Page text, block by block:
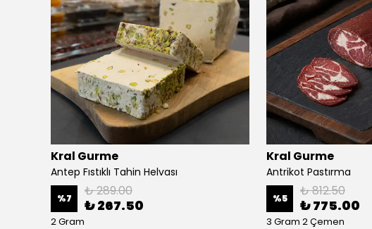
Kral Gurme
Antep Fıstıklı Tahin Helvası
%7 ₺ 289.00
₺ 267.50
2 Gram
Kral Gurme
Antrikot Pastırma
%5 ₺ 812.50
₺ 775.00
3 Gram 2 Çemen